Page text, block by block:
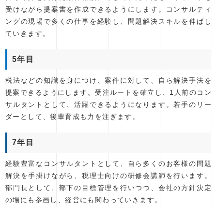
受けながら提案書を作成できるようにします。コンサルティ
ングの現場で多くの仕事を経験し、問題解決スキルを伸ばし
ていきます。
5年目
税法などの知識を身につけ、案件に対して、自ら解決手法を
提案できるようにします。受注ルートを確立し、1人前のコン
サルタントとして、活躍できるようになります。若手のリー
ダーとして、後輩育成も力を注ぎます。
7年目
経験豊富なコンサルタントとして、自ら多くのお客様の問題
解決を手掛けながら、税理士向けの研修会講師を行います。
部門長として、部下の目標管理を行いつつ、会社の方針決定
の場にも参画し、経営にも関わっていきます。